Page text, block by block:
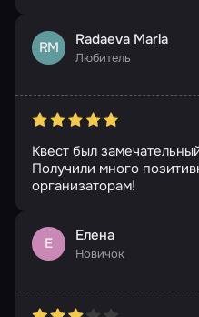
RM Radaeva Maria
Любитель
Квест был
Получили много
организаторам!
Е Елена
Новичок